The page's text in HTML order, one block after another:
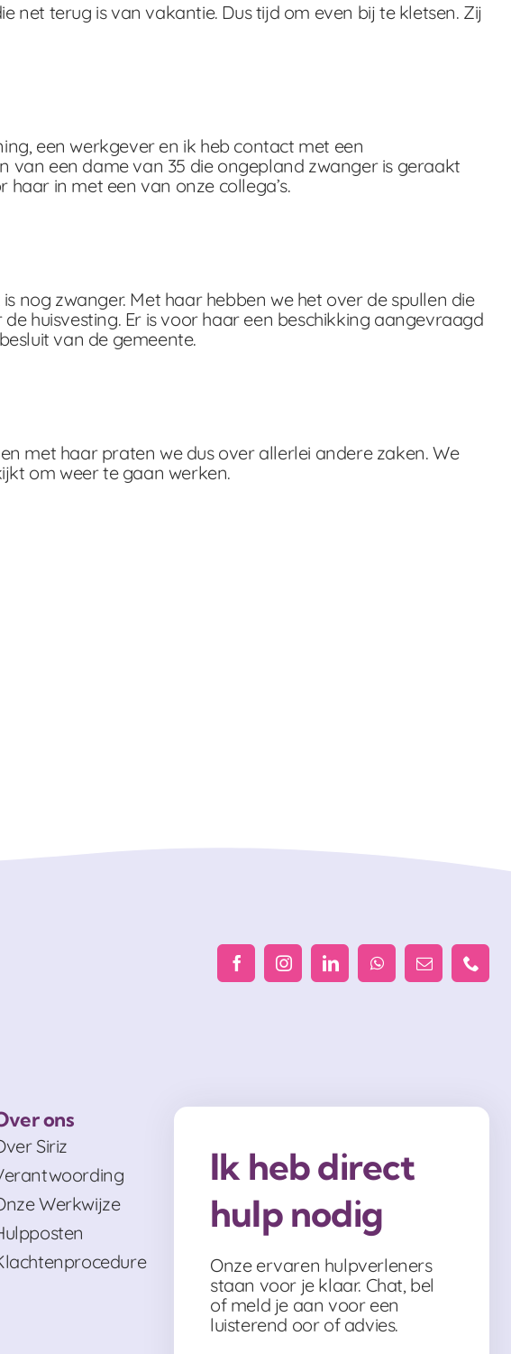
net terug is van vakantie. Dus tijd om even bij te kletsen. Zij
een werkgever en ik heb contact met een
van een dame van 35 die ongepland zwanger is geraakt
in met een van onze collega’s.
nog zwanger. Met haar hebben we het over de spullen die
huisvesting. Er is voor haar een beschikking aangevraagd
van de gemeente.
met haar praten we dus over allerlei andere zaken. We
om weer te gaan werken.
ons
Siriz
Werkwijze
Ik heb direct
hulp nodig
Onze ervaren hulpverleners
staan voor je klaar. Chat, bel
of meld je aan voor een
luisterend oor of advies.